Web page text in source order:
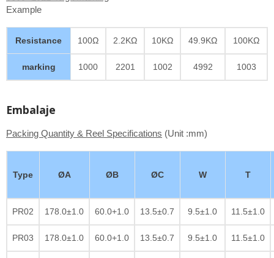
Example
Resistance 100Ω 2.2KΩ 10KΩ 49.9KΩ 100KΩ
marking 1000 2201 1002 4992 1003
Embalaje
Packing Quantity & Reel Specifications (Unit :mm)
Type ØA ØB ØC W T
PR02 178.0±1.0 60.0+1.0 13.5±0.7 9.5±1.0 11.5±1.0
PR03 178.0±1.0 60.0+1.0 13.5±0.7 9.5±1.0 11.5±1.0